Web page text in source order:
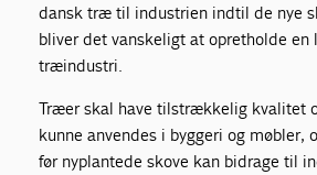
dansk træ til industrien indtil de nye
bliver det vanskeligt at opretholde en
træindustri.
Træer skal have tilstrækkelig kvalitet
kunne anvendes i byggeri og møbler,
før nyplantede skove kan bidrage til